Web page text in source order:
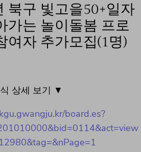
북구 빛고을50+일자
가는 놀이돌봄 프로
여자 추가모집(1명)
상세 보기 ▼
board.es?